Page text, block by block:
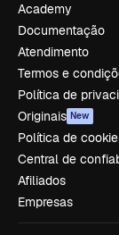
Academy
Documentação
Atendimento
Termos e
Política de
Originais New
Política de
Central de
Afiliados
Empresas